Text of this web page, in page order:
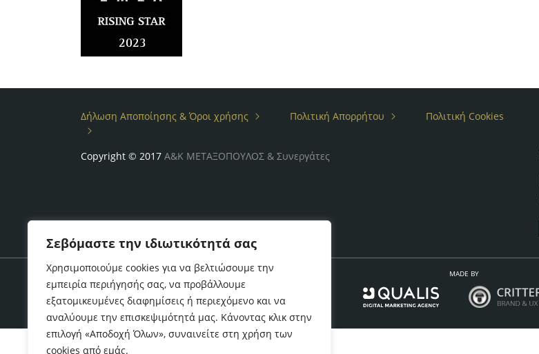
Σεβόμαστε την ιδιωτικότητά σας
Χρησιμοποιούμε cookies για να βελτιώσουμε την
εμπειρία περιήγησής σας, να προβάλλουμε
εξατομικευμένες διαφημίσεις ή περιεχόμενο και να
αναλύουμε την επισκεψιμότητά μας. Κάνοντας κλικ στην
επιλογή «Αποδοχή Όλων», συναινείτε στη χρήση των
cookies από εμάς.
Δήλωση Αποποίησης & Όροι χρήσης Πολιτική Απορρήτου Πολιτική Cookies
Copyright © 2017 Α&Κ ΜΕΤΑΞΟΠΟΥΛΟΣ & Συνεργάτες
MADE BY